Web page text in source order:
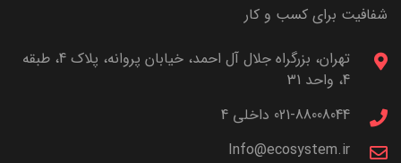
شفافیت برای کسب و کار
تهران، بزرگراه جلال آل احمد، خیابان پروانه، پلاک 4، طبقه
4، واحد 31
021-88008044 داخلی 4
Info@ecosystem.ir